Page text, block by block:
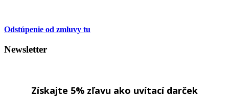
Odstúpenie od zmluvy tu
Newsletter
Získajte 5% zľavu ako uvítací darček